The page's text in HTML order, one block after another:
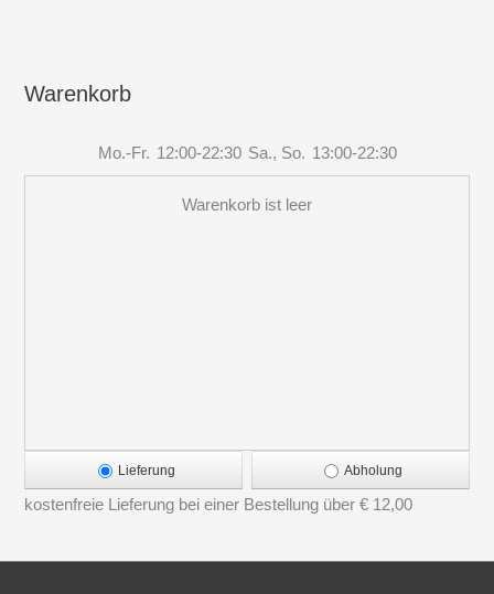
Warenkorb
Mo.-Fr. 12:00-22:30 Sa., So. 13:00-22:30
Warenkorb ist leer
Lieferung Abholung
kostenfreie Lieferung bei einer Bestellung über€ 12,00